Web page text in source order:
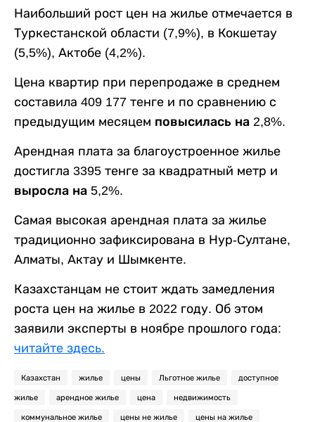
Наибольший рост цен на жилье отмечается в
Туркестанской области (7,9%), в Кокшетау
(5,5%), Актобе (4,2%).
Цена квартир при перепродаже в среднем
составила 409 177 тенге и по сравнению с
предыдущим месяцем повысилась на 2,8%.
Арендная плата за благоустроенное жилье
достигла 3395 тенге за квадратный метр и
выросла на 5,2%.
Самая высокая арендная плата за жилье
традиционно зафиксирована в Нур-Султане,
Алматы, Актау и Шымкенте.
Казахстанцам не стоит ждать замедления
роста цен на жилье в 2022 году. Об этом
заявили эксперты в ноябре прошлого года:
читайте здесь.
Казахстан жилье цены Льготное жилье доступное
жилье арендное жилье цена недвижимость
коммунальное жилье цены не жилье цены на жилье